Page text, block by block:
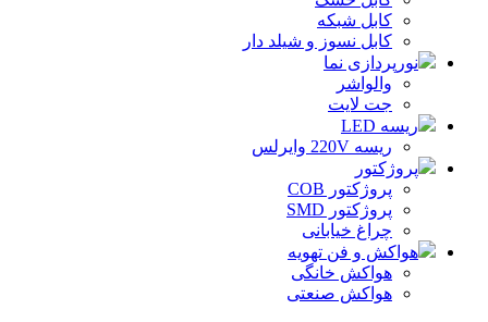
کابل شبکه
کابل نسوز و شیلد دار
نورپردازی نما
والواشر
جت لایت
ریسه LED
ریسه 220V وایرلس
پروژکتور
پروژکتور COB
پروژکتور SMD
چراغ خیابانی
هواکش و فن تهویه
هواکش خانگی
هواکش صنعتی